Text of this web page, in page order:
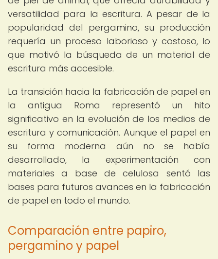
versatilidad para la escritura. A pesar de la
popularidad del pergamino, su producción
requería un proceso laborioso y costoso, lo
que motivó la búsqueda de un material de
escritura más accesible.
La transición hacia la fabricación de papel en
la antigua Roma representó un hito
significativo en la evolución de los medios de
escritura y comunicación. Aunque el papel en
su forma moderna aún no se había
desarrollado, la experimentación con
materiales a base de celulosa sentó las
bases para futuros avances en la fabricación
de papel en todo el mundo.
Comparación entre papiro,
pergamino y papel